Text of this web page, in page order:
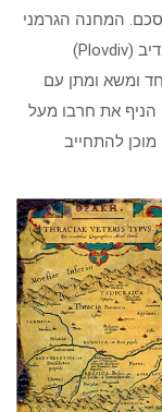
המחנה הגרמני
חנה בפיליפופוליס (Philippopolis) – כיום פלובדיב (Plovdiv)
ומשא ומתן עם
הניף את חרבו מעל
להתחייב